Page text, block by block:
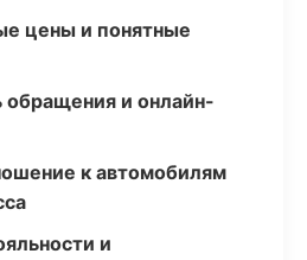
цены и понятные
обращения и онлайн-
к автомобилям
и